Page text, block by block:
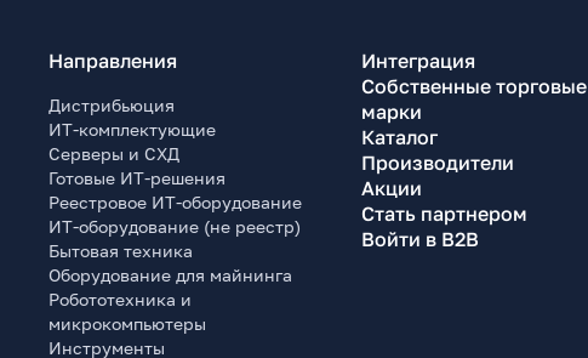
Направления
Дистрибьюция
ИТ-комплектующие
Серверы и СХД
Готовые ИТ-решения
Реестровое ИТ-оборудование
ИТ-оборудование (не реестр)
Бытовая техника
Оборудование для майнинга
Робототехника и
микрокомпьютеры
Инструменты
Интеграция
Собственные торговые
марки
Каталог
Производители
Акции
Стать партнером
Войти в B2B